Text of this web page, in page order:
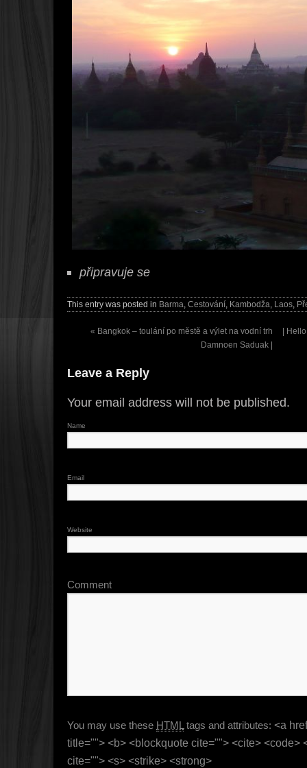
připravuje se
This entry was posted in Barma, Cestování, Kambodža, Laos,
« Bangkok – toulání po městě a výlet na vodní trh
Damnoen Saduak |
|
Leave a Reply
Your email address will not be published.
Name
Email
Website
Comment
You may use these HTML tags and attributes: <a
title=""> <b> <blockquote cite=""> <cite> <code>
cite=""> <s> <strike> <strong>